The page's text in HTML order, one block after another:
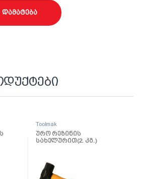
Toolmak
ურო რეზინის
სახელურით(2. კგ.)